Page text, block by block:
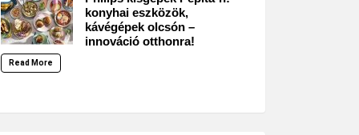
konyhai eszközök,
kávégépek olcsón –
innováció otthonra!
Read More